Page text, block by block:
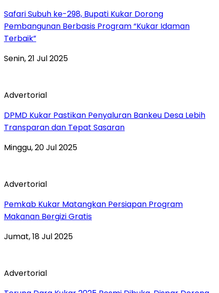
Safari Subuh ke-298, Bupati Kukar Dorong
Pembangunan Berbasis Program “Kukar Idaman
Terbaik”
Senin, 21 Jul 2025
Advertorial
DPMD Kukar Pastikan Penyaluran Bankeu Desa Lebih
Transparan dan Tepat Sasaran
Minggu, 20 Jul 2025
Advertorial
Pemkab Kukar Matangkan Persiapan Program
Makanan Bergizi Gratis
Jumat, 18 Jul 2025
Advertorial